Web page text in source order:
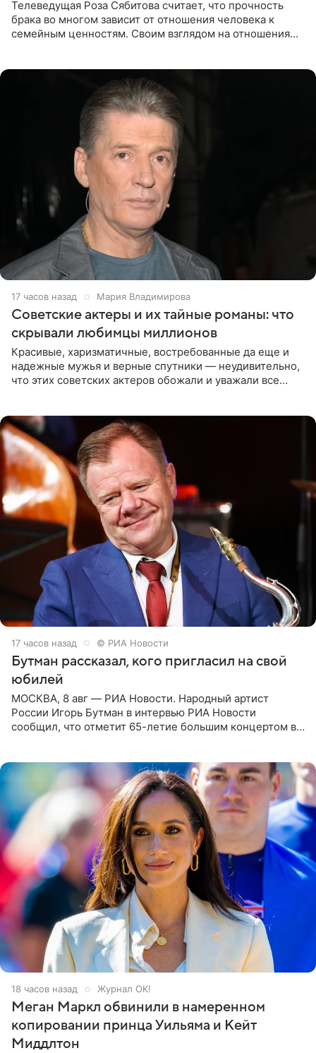
Телеведущая Роза Сябитова считает, что прочность
брака во многом зависит от отношения человека к
семейным ценностям. Своим взглядом на отношения
17 часов назад Мария Владимирова
Советские актеры и их тайные романы: что
скрывали любимцы миллионов
Красивые, харизматичные, востребованные да еще и
надежные мужья и верные спутники — неудивительно,
что этих советских актеров обожали и уважали все
17 часов назад © РИА Новости
Бутман рассказал, кого пригласил на свой
юбилей
МОСКВА, 8 авг — РИА Новости. Народный артист
России Игорь Бутман в интервью РИА Новости
сообщил, что отметит 65-летие большим концертом в
18 часов назад Журнал OK!
Меган Маркл обвинили в намеренном
копировании принца Уильяма и Кейт
Миддлтон